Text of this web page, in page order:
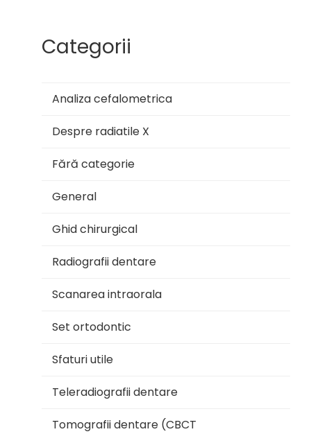
Categorii
Analiza cefalometrica
Despre radiatile X
Fără categorie
General
Ghid chirurgical
Radiografii dentare
Scanarea intraorala
Set ortodontic
Sfaturi utile
Teleradiografii dentare
Tomografii dentare (CBCT